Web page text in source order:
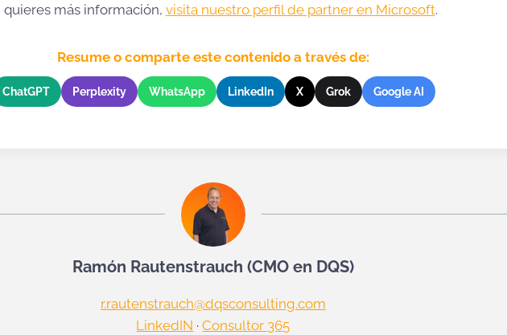
quieres más información, visita nuestro perfil de partner en Microsoft.
Resume o comparte este contenido a través de:
ChatGPT Perplexity WhatsApp LinkedIn X Grok Google AI
Ramón Rautenstrauch (CMO en DQS)
r.rautenstrauch@dqsconsulting.com
LinkedIN ·Consultor 365